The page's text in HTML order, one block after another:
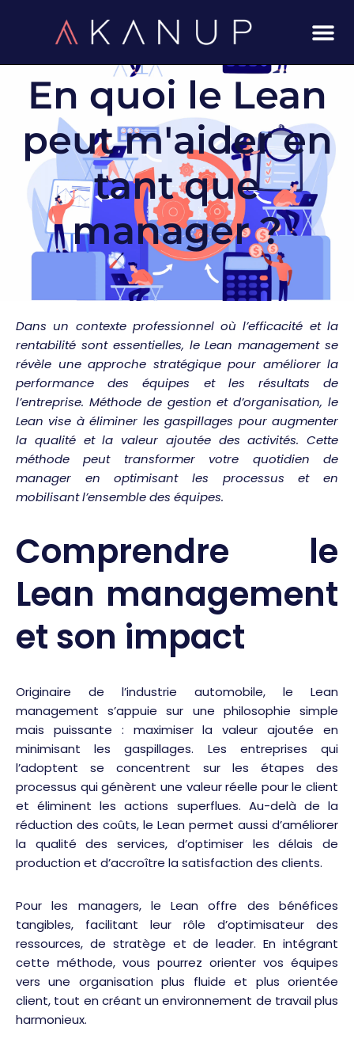
au
contenu
En quoi le Lean
peut m'aider en
tant que
manager ?
Dans un contexte professionnel où l’efficacité et la
rentabilité sont essentielles, le Lean management se
révèle une approche stratégique pour améliorer la
performance des équipes et les résultats de
l’entreprise. Méthode de gestion et d’organisation, le
Lean vise à éliminer les gaspillages pour augmenter
la qualité et la valeur ajoutée des activités. Cette
méthode peut transformer votre quotidien de
manager en optimisant les processus et en
mobilisant l’ensemble des équipes.
Comprendre le
Lean management
et son impact
Originaire de l’industrie automobile, le Lean
management s’appuie sur une philosophie simple
mais puissante : maximiser la valeur ajoutée en
minimisant les gaspillages. Les entreprises qui
l’adoptent se concentrent sur les étapes des
processus qui génèrent une valeur réelle pour le client
et éliminent les actions superflues. Au-delà de la
réduction des coûts, le Lean permet aussi d’améliorer
la qualité des services, d’optimiser les délais de
production et d’accroître la satisfaction des clients.
Pour les managers, le Lean offre des bénéfices
tangibles, facilitant leur rôle d’optimisateur des
ressources, de stratège et de leader. En intégrant
cette méthode, vous pourrez orienter vos équipes
vers une organisation plus fluide et plus orientée
client, tout en créant un environnement de travail plus
harmonieux.